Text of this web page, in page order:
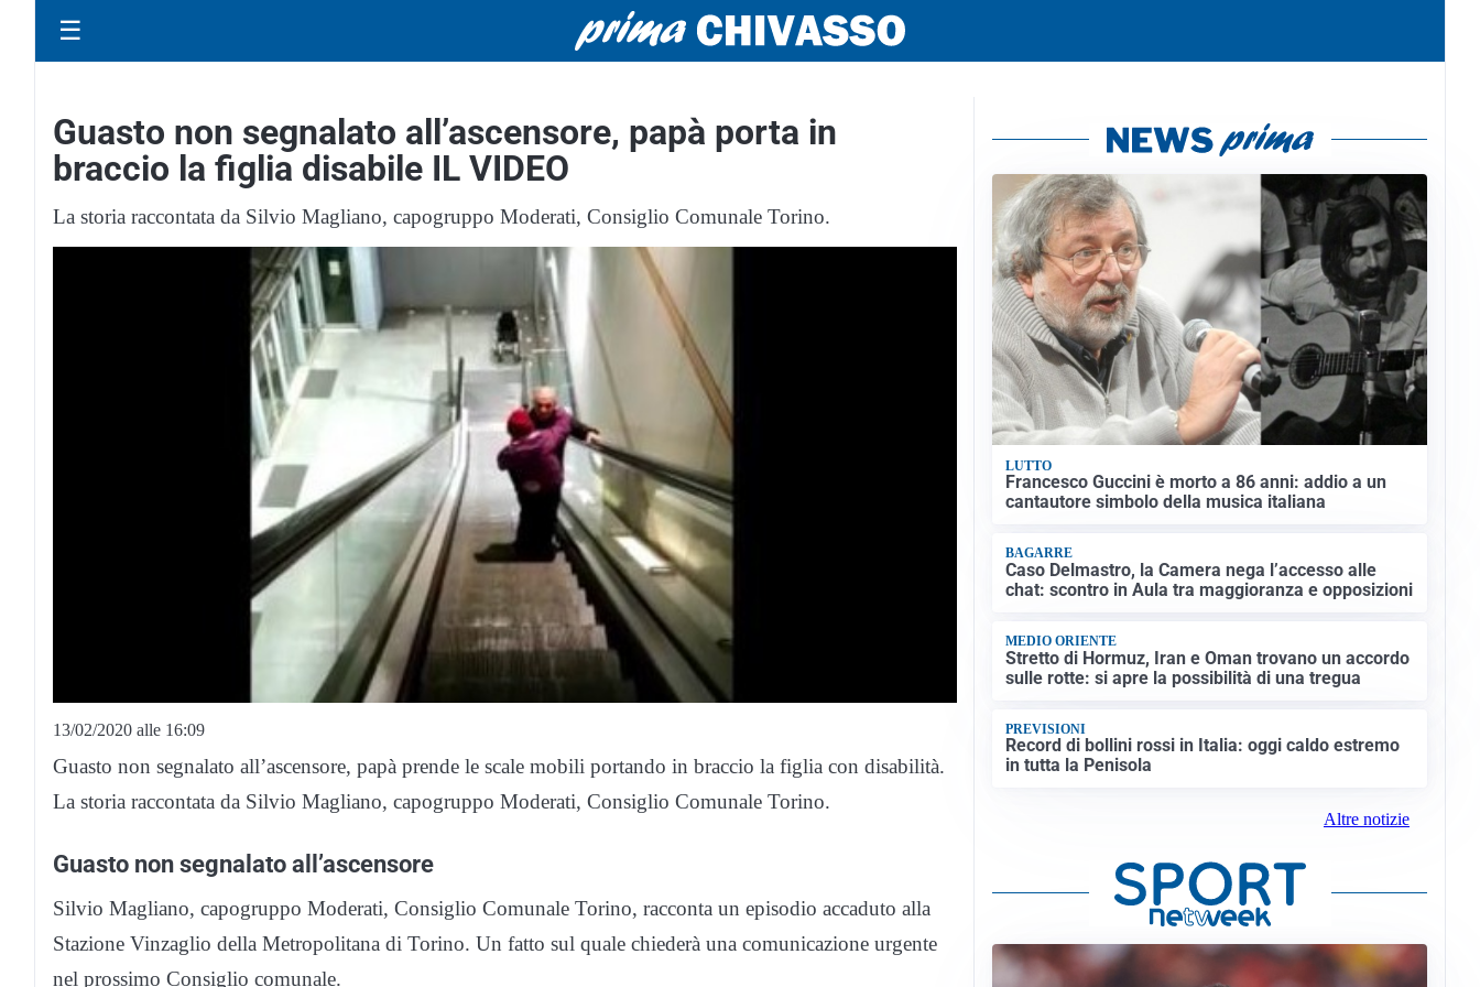
☰
Guasto non segnalato all’ascensore, papà porta in
braccio la figlia disabile IL VIDEO
La storia raccontata da Silvio Magliano, capogruppo Moderati, Consiglio Comunale Torino.
13/02/2020 alle 16:09
Guasto non segnalato all’ascensore, papà prende le scale mobili portando in braccio la figlia con disabilità.
La storia raccontata da Silvio Magliano, capogruppo Moderati, Consiglio Comunale Torino.
Guasto non segnalato all’ascensore
Silvio Magliano, capogruppo Moderati, Consiglio Comunale Torino, racconta un episodio accaduto alla
Stazione Vinzaglio della Metropolitana di Torino. Un fatto sul quale chiederà una comunicazione urgente
nel prossimo Consiglio comunale.
LUTTO
Francesco Guccini è morto a 86 anni: addio a un
cantautore simbolo della musica italiana
BAGARRE
Caso Delmastro, la Camera nega l’accesso alle
chat: scontro in Aula tra maggioranza e opposizioni
MEDIO ORIENTE
Stretto di Hormuz, Iran e Oman trovano un accordo
sulle rotte: si apre la possibilità di una tregua
PREVISIONI
Record di bollini rossi in Italia: oggi caldo estremo
in tutta la Penisola
Altre notizie